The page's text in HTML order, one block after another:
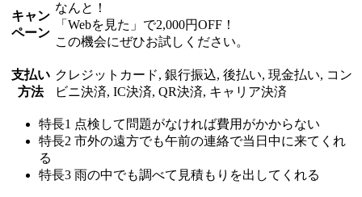
キャン
ペーン
なんと！
「Webを見た」で2,000円OFF！
この機会にぜひお試しください。
支払い
方法
クレジットカード, 銀行振込, 後払い, 現金払い, コン
ビニ決済, IC決済, QR決済, キャリア決済
特長1 点検して問題がなければ費用がかからない
特長2 市外の遠方でも午前の連絡で当日中に来てくれ
る
特長3 雨の中でも調べて見積もりを出してくれる